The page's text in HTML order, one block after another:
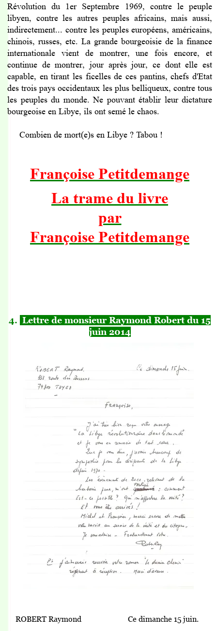
Révolution du 1er Septembre 1969, contre le peuple
libyen, contre les autres peuples africains, mais aussi,
indirectement... contre les peuples européens, américains,
chinois, russes, etc. La grande bourgeoisie de la finance
internationale vient de montrer, une fois encore, et
continue de montrer, jour après jour, ce dont elle est
capable, en tirant les ficelles de ces pantins, chefs d'Etat
des trois pays occidentaux les plus belliqueux, contre tous
les peuples du monde. Ne pouvant établir leur dictature
bourgeoise en Libye, ils ont semé le chaos.
Combien de mort(e)s en Libye ? Tabou !
Françoise Petitdemange
La trame du livre
par
Françoise Petitdemange
4. Lettre de monsieur Raymond Robert du 15
juin 2014
ROBERT Raymond Ce dimanche 15 juin.